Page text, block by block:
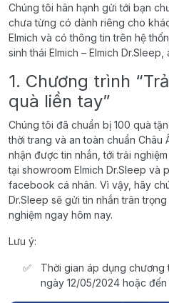
Chúng tôi hân hạnh gửi tới bạn
chưa từng có dành riêng cho
Elmich và có thông tin trên hệ
sinh thái Elmich – Elmich
1. Chương trình
quà liền tay”
Chúng tôi đã chuẩn bị 100 quà
thời trang và an toàn chuẩn Châu
nhận được tin nhắn, tới trải
tại showroom Elmich Dr.Sleep và
facebook cá nhân. Vì vậy, hãy
Dr.Sleep sẽ gửi tin nhắn trân
nghiệm ngay hôm nay.
Lưu ý:
Thời gian áp dụng
ngày 12/05/2024 hoặc